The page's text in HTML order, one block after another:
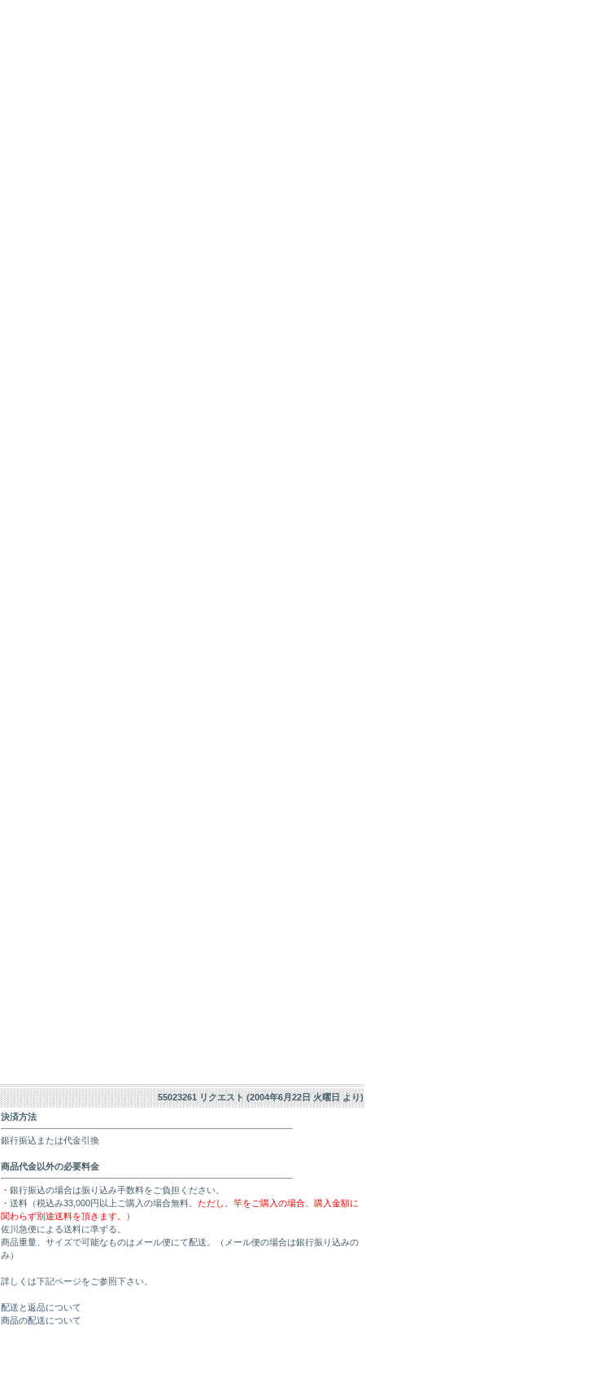
55023261 リクエスト (2004年6月22日 火曜日 より)
決済方法
銀行振込または代金引換
商品代金以外の必要料金
・銀行振込の場合は振り込み手数料をご負担ください。
・送料（税込み33,000円以上ご購入の場合無料。 ただし、竿をご購入の場合、購入金額に
関わらず別途送料を頂きます。
）
佐川急便による送料に準ずる。
商品重量、サイズで可能なものはメール便にて配送。（メール便の場合は銀行振り込みの
み）
詳しくは下記ページをご参照下さい。
配送と返品について
商品の配送について